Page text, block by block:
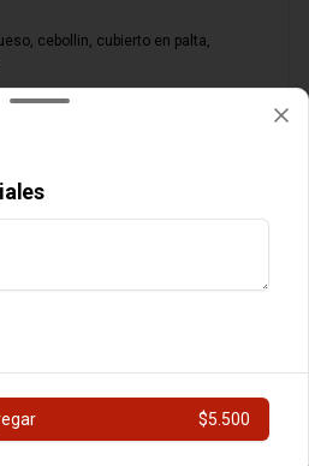
cebollin, cubierto en palta,
de queso,
o brotes y
$5.500